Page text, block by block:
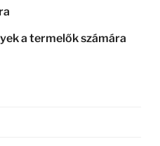
a termelők számára